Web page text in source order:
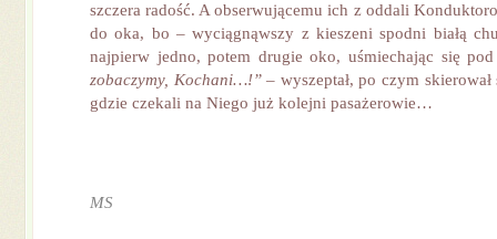
szczera radość. A obserwującemu ich z oddali
do oka, bo – wyciągnąwszy z kieszeni spodni białą
najpierw jedno, potem drugie oko, uśmiechając się
zobaczymy, Kochani…!”– wyszeptał, po czym
gdzie czekali na Niego już kolejni pasażerowie…
MS